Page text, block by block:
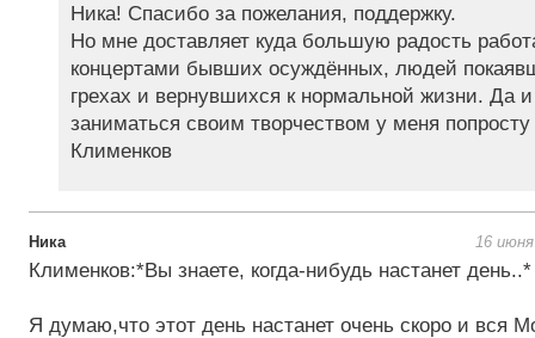
Ника! Спасибо за пожелания, поддержку.
Но мне доставляет куда большую радость
концертами бывших осуждённых, людей
грехах и вернувшихся к нормальной жизни. Да
заниматься своим творчеством у меня попросту
Клименков
Ника 16
Клименков:*Вы знаете, когда-нибудь настанет день..*
Я думаю,что этот день настанет очень скоро и вся